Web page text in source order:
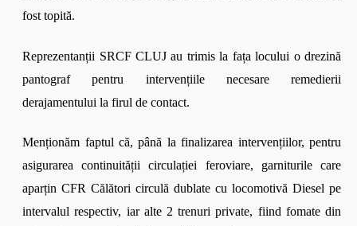
fost topită.
Reprezentanții SRCF CLUJ au trimis la fața locului o drezină
pantograf pentru intervențiile necesare remedierii
derajamentului la firul de contact.
Menționăm faptul că, până la finalizarea intervențiilor, pentru
asigurarea continuității circulației feroviare, garniturile care
aparțin CFR Călători circulă dublate cu locomotivă Diesel pe
intervalul respectiv, iar alte 2 trenuri private, fiind fomate din